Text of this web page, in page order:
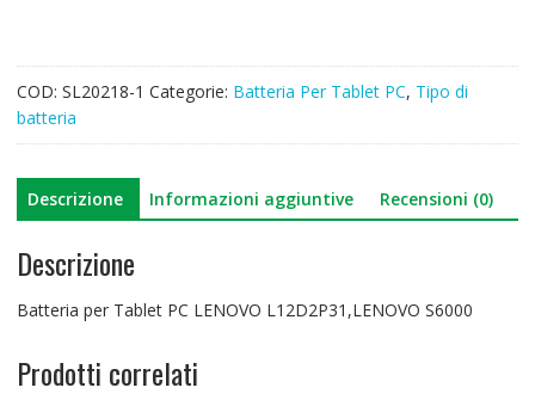
COD: SL20218-1 Categorie: Batteria Per Tablet PC, Tipo di
batteria
Descrizione Informazioni aggiuntive Recensioni (0)
Descrizione
Batteria per Tablet PC LENOVO L12D2P31,LENOVO S6000
Prodotti correlati